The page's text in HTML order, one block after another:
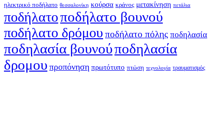
ηλεκτρικό ποδήλατο θεσσαλονίκη κούρσα κράνος μετακίνηση πετάλια
ποδήλατοποδήλατο βουνού
ποδήλατο δρόμου ποδήλατο πόλης ποδηλασία
ποδηλασία βουνούποδηλασία
δρομου προπόνηση πρωτότυπο πτώση τεχνολογία τραυματισμός